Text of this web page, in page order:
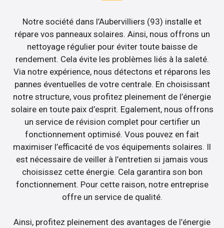
Notre société dans l’Aubervilliers (93) installe et
répare vos panneaux solaires. Ainsi, nous offrons un
nettoyage régulier pour éviter toute baisse de
rendement. Cela évite les problèmes liés à la saleté.
Via notre expérience, nous détectons et réparons les
pannes éventuelles de votre centrale. En choisissant
notre structure, vous profitez pleinement de l’énergie
solaire en toute paix d’esprit. Egalement, nous offrons
un service de révision complet pour certifier un
fonctionnement optimisé. Vous pouvez en fait
maximiser l’efficacité de vos équipements solaires. Il
est nécessaire de veiller à l’entretien si jamais vous
choisissez cette énergie. Cela garantira son bon
fonctionnement. Pour cette raison, notre entreprise
offre un service de qualité.
Ainsi, profitez pleinement des avantages de l’énergie